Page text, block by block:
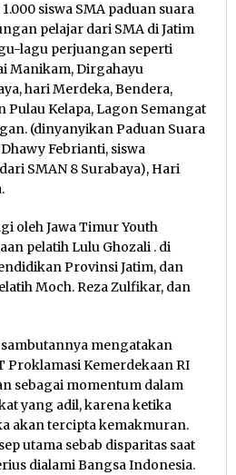
siswa SMA paduan suara
pelajar dari SMA di Jatim
lagu perjuangan seperti
Manikam, Dirgahayu
hari Merdeka, Bendera,
Pulau Kelapa, Lagon Semangat
(dinyanyikan Paduan Suara
Febrianti, siswa
SMAN 8 Surabaya), Hari
oleh Jawa Timur Youth
pelatih Lulu Ghozali . di
Provinsi Jatim, dan
Moch. Reza Zulfikar, dan
mengatakan
Proklamasi Kemerdekaan RI
sebagai momentum dalam
yang adil, karena ketika
akan tercipta kemakmuran.
utama sebab disparitas saat
dialami Bangsa Indonesia.